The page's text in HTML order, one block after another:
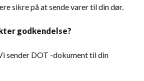
sikre på at sende varer til din dør.
godkendelse?
sender DOT -dokument til din